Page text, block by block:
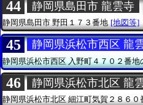
44 静岡県島田市 龍雲寺
静岡県島田市野田１７３番地 [地図等]
45 静岡県浜松市西区 龍
静岡県浜松市西区入野町４７０２番地
46 静岡県浜松市北区 龍
静岡県浜松市北区細江町気賀２８６０